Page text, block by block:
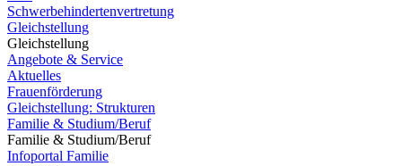
Schwerbehindertenvertretung
Gleichstellung
Gleichstellung
Angebote & Service
Aktuelles
Frauenförderung
Gleichstellung: Strukturen
Familie & Studium/Beruf
Familie & Studium/Beruf
Infoportal Familie